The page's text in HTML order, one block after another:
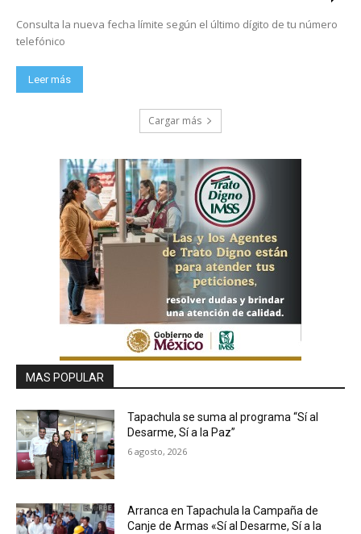
Consulta la nueva fecha límite según el último dígito de tu número
telefónico
Leer más
Cargar más
MAS POPULAR
Tapachula se suma al programa “Sí al
Desarme, Sí a la Paz”
6 agosto, 2026
Arranca en Tapachula la Campaña de
Canje de Armas «Sí al Desarme, Sí a la